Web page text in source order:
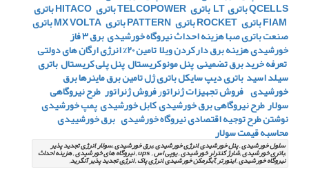
QCELLSباتری LT باتری TELCOPOWER باتری HITACO باتری
باتری ROCKET باتری PATTERN باتری MX VOLTA باتری
صنعتباتری صباهزینه احداث نیروگاه خورشیدی برق 3 فاز
خورشیدیهزینه برق دار کردن ویلاتامین 20% انرژی ارگان های دولتی
تعرفه خرید برق تضمینیپنل مونو کریستالپنل پلی کریستالباتری
سیلد اسیدباتری دیپ سایکلباتری ژلتامین برق ماینرها برق
خورشیدی فروش تجهیزات ژنراتورفروش ژنراتور طرح نیروگاهی
سولارطرح نیروگاهی برق خورشیدیکابل خورشیدیپمپ خورشیدی
نوشتن طرح توجیه اقتصادی نیروگاه خورشیدی برق خورشییدی
محاسبه قیمت سولار
سلول خورشیدی , پنل خورشیدی ,انرژی خورشیدی ,برق خورشیدی ,سولار ,انرژی تجدید پذیر
,باتری خورشیدی ,شارژ کنترلر خورشیدی , یوپی اس , ups , نیروگاه های خورشیدی , هزینه احداث
نیروگاه خورشیدی , اینورتر ,آبگرمکن خورشیدی ,انرژی پاک , انرژِی تجدید پذیر آنگرید,